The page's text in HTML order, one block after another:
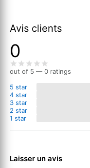
Avis clients
0
out of 5 — 0 ratings
5 star
4 star
3 star
2 star
1 star
Laisser un avis